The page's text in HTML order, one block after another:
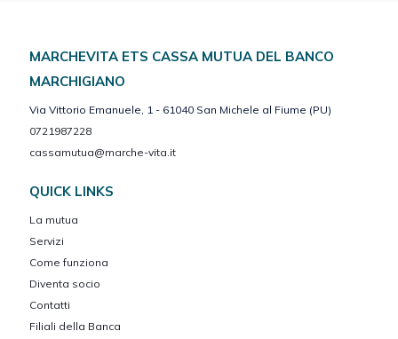
MARCHEVITA ETS CASSA MUTUA DEL BANCO
MARCHIGIANO
Via Vittorio Emanuele, 1 - 61040 San Michele al Fiume (PU)
0721987228
cassamutua@marche-vita.it
QUICK LINKS
La mutua
Servizi
Come funziona
Diventa socio
Contatti
Filiali della Banca